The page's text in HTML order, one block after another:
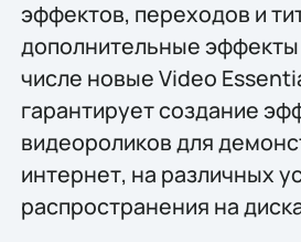
эффектов, переходов и
дополнительные
числе новые Video
гарантирует создание
видеороликов для
интернет, на различных
распространения на